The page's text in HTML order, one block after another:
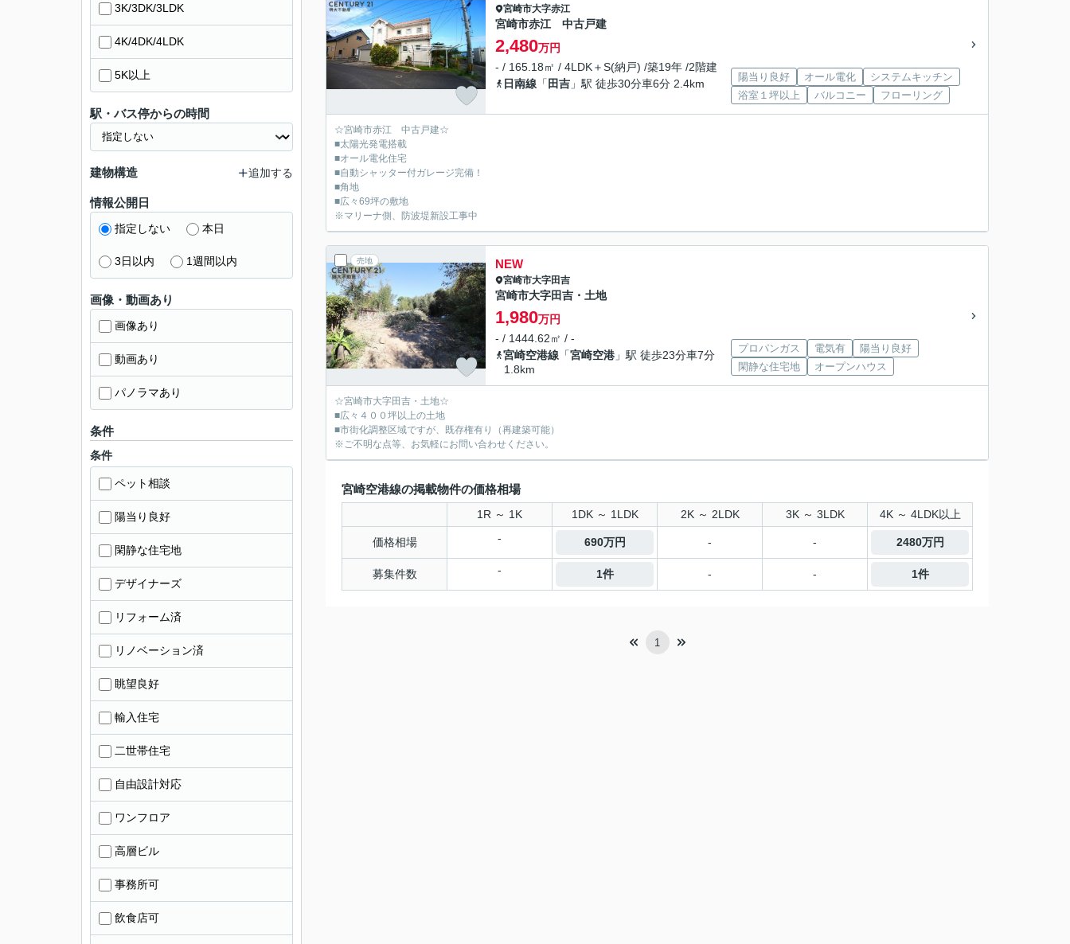
宮崎市大字赤江
宮崎市赤江 中古戸建
2,480万円
- / 165.18㎡ / 4LDK＋S(納戸) /築19年 /2階建
日南線 「 田吉 」駅 徒歩30分車6分 2.4km
陽当り良好 オール電化
システムキッチン
浴室１坪以上
バルコニー フローリング
☆宮崎市赤江 中古戸建☆
■太陽光発電搭載
■オール電化住宅
■自動シャッター付ガレージ完備！
■角地
■広々69坪の敷地
※マリーナ側、防波堤新設工事中
売地 NEW
宮崎市大字田吉
宮崎市大字田吉・土地
1,980万円
- / 1444.62㎡ / -
宮崎空港線 「宮崎空港 」駅 徒歩23分車7分
1.8km
プロパンガス 電気有
陽当り良好
閑静な住宅地
オープンハウス
☆宮崎市大字田吉・土地☆
■広々４００坪以上の土地
■市街化調整区域ですが、既存権有り（再建築可能）
※ご不明な点等、お気軽にお問い合わせください。
宮崎空港線の掲載物件の価格相場
1R ～ 1K 1DK ～ 1LDK 2K ～ 2LDK 3K ～ 3LDK 4K ～ 4LDK以上
価格相場 - 690万円 - - 2480万円
募集件数 - 1件 - - 1件
1
3K/3DK/3LDK
4K/4DK/4LDK
5K以上
駅・バス停からの時間
建物構造 追加する
情報公開日
指定しない 本日
3日以内 1週間以内
画像・動画あり
画像あり
動画あり
パノラマあり
条件
条件
ペット相談
陽当り良好
閑静な住宅地
デザイナーズ
リフォーム済
リノベーション済
眺望良好
輸入住宅
二世帯住宅
自由設計対応
ワンフロア
高層ビル
事務所可
飲食店可